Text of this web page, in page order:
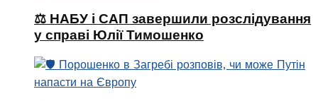
⚖️ НАБУ і САП завершили розслідування
у справі Юлії Тимошенко